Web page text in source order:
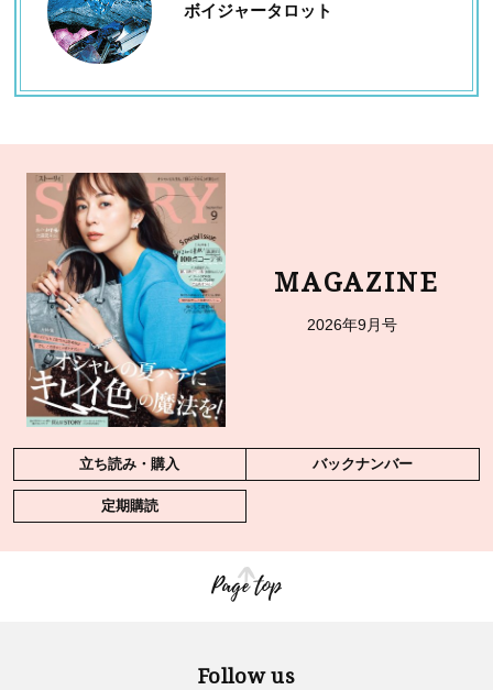
ボイジャータロット
MAGAZINE
2026年9月号
立ち読み・購入 バックナンバー
定期購読
Page top
Follow us